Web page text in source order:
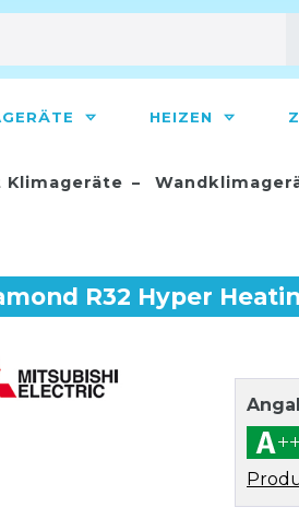
HEIZEN
Klimageräte
R32 Hyper